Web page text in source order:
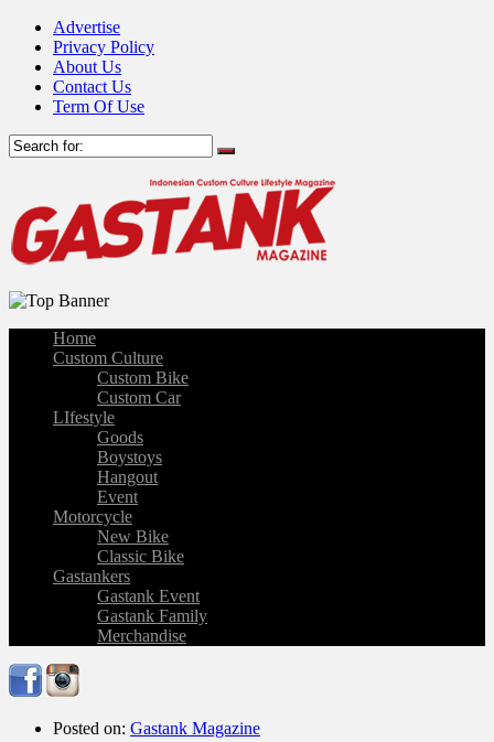
Advertise
Privacy Policy
About Us
Contact Us
Term Of Use
Home
Custom Culture
Custom Bike
Custom Car
LIfestyle
Goods
Boystoys
Hangout
Event
Motorcycle
New Bike
Classic Bike
Gastankers
Gastank Event
Gastank Family
Merchandise
Posted on: Gastank Magazine